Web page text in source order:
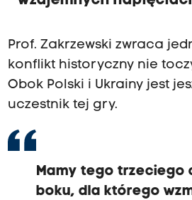
Prof. Zakrzewski zwraca
konflikt historyczny nie
Obok Polski i Ukrainy jest
uczestnik tej gry.
Mamy tego trzeciego
boku, dla którego